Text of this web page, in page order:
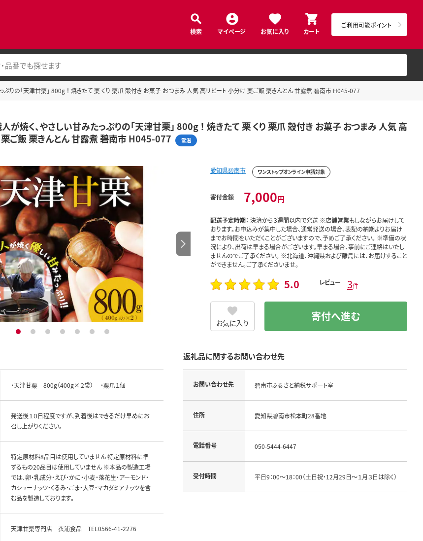
検索 マイページ お気に入り カート
ご利用可能ポイント
ぷりの「天津甘栗」 800g ！ 焼きたて 栗 くり 栗爪 殻付き お菓子 おつまみ 人気 高リピート 小分け 栗ご飯 栗きんとん 甘露煮 碧南市 H045-077
が焼く、やさしい甘みたっぷりの「天津甘栗」 800g ！ 焼きたて 栗 くり 栗爪 殻付き お菓子 おつまみ 人気 高
栗ご飯 栗きんとん 甘露煮 碧南市 H045-077
常温
1 2 3 4 5 6 7
愛知県碧南市 ワンストップオンライン申請対象
寄付金額 7,000円
配送予定時期： 決済から３週間以内で発送 ※店舗営業もしながらお届けして
おります。お申込みが集中した場合、通常発送の場合、表記の納期よりお届け
までお時間をいただくことがございますので、予めご了承ください。 ※準備の状
況により、出荷は早まる場合がございます。早まる場合、事前にご連絡はいたし
ませんのでご了承ください。 ※北海道、沖縄県および離島には、お届けすること
ができません。ご了承くださいませ。
5.0 レビュー 3件
お気に入り 寄付へ進む
・天津甘栗 800g（400g×２袋） ・栗爪１個
発送後１０日程度ですが、到着後はできるだけ早めにお
召し上がりください。
特定原材料8品目は使用していません 特定原材料に準
ずるもの20品目は使用していません ※本品の製造工場
では、卵・乳成分・えび・かに・小麦・落花生・アーモンド・
カシューナッツ・くるみ・ごま・大豆・マカダミアナッツを含
む品を製造しております。
天津甘栗専門店 衣浦食品 TEL0566-41-2276
返礼品に関するお問い合わせ先
お問い合わせ先 碧南市ふるさと納税サポート室
住所 愛知県碧南市松本町28番地
電話番号 050-5444-6447
受付時間 平日9：00～18：00（土日祝・12月29日～１月３日は除く）